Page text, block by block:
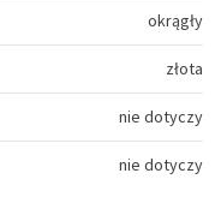
okrągły
złota
nie dotyczy
nie dotyczy